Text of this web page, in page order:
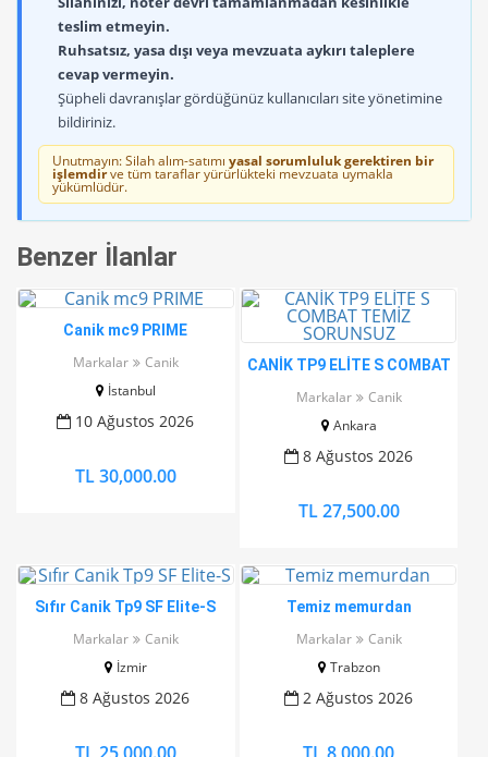
teslim etmeyin.
Ruhsatsız, yasa dışı veya mevzuata aykırı taleplere
cevap vermeyin.
Şüpheli davranışlar gördüğünüz kullanıcıları site yönetimine
bildiriniz.
Unutmayın: Silah alım-satımı yasal sorumluluk gerektiren bir
işlemdirve tüm taraflar yürürlükteki mevzuata uymakla
yükümlüdür.
Benzer İlanlar
Canik mc9 PRIME
Markalar
Canik
İstanbul
10 Ağustos 2026
TL 30,000.00
CANİK TP9 ELİTE S COMBAT
Markalar
Canik
Ankara
8 Ağustos 2026
TL 27,500.00
Sıfır Canik Tp9 SF Elite-S
Markalar
Canik
İzmir
8 Ağustos 2026
Temiz memurdan
Markalar
Canik
Trabzon
2 Ağustos 2026